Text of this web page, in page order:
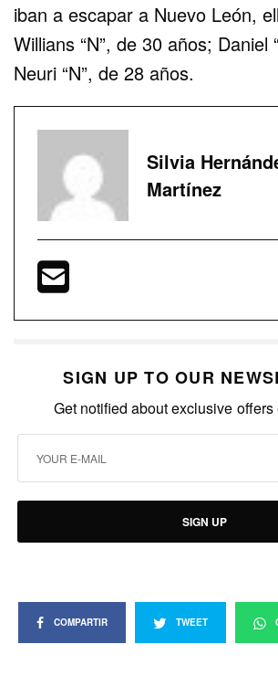
iban a escapar a Nuevo León,
Willians “N”, de 30 años; Daniel
Neuri “N”, de 28 años.
Silvia
Martínez
SIGN UP TO OUR
Get notified about exclusive offers
SIGN UP
COMPARTIR TWEET